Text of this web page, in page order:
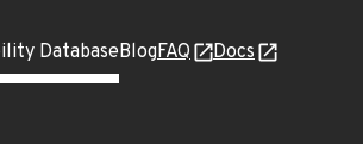
DatabaseBlogFAQ Docs